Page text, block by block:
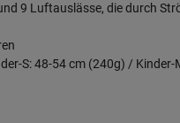
9 Luftauslässe, die durch
S: 48-54 cm (240g) /